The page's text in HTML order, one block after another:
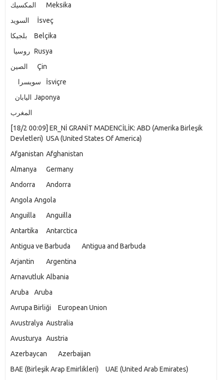
المكسيك
Meksika
السويد
İsveç
بلجيكا
Belçika
روسيا Rusya
الصين
Çin
سويسرا
İsviçre
اليابان Japonya
المغرب
[18/2 00:09] ER_Nİ GRANİT MADENCİLİK: ABD (Amerika Birleşik
Devletleri) USA (United States Of America)
Afganistan Afghanistan
Almanya
Germany
Andorra
Andorra
Angola Angola
Anguilla
Anguilla
Antartika
Antarctica
Antigua ve Barbuda
Antigua and Barbuda
Arjantin
Argentina
Arnavutluk Albania
Aruba
Aruba
Avrupa Birliği
European Union
Avustralya Australia
Avusturya
Austria
Azerbaycan
Azerbaijan
BAE (Birleşik Arap Emirlikleri)
UAE (United Arab Emirates)